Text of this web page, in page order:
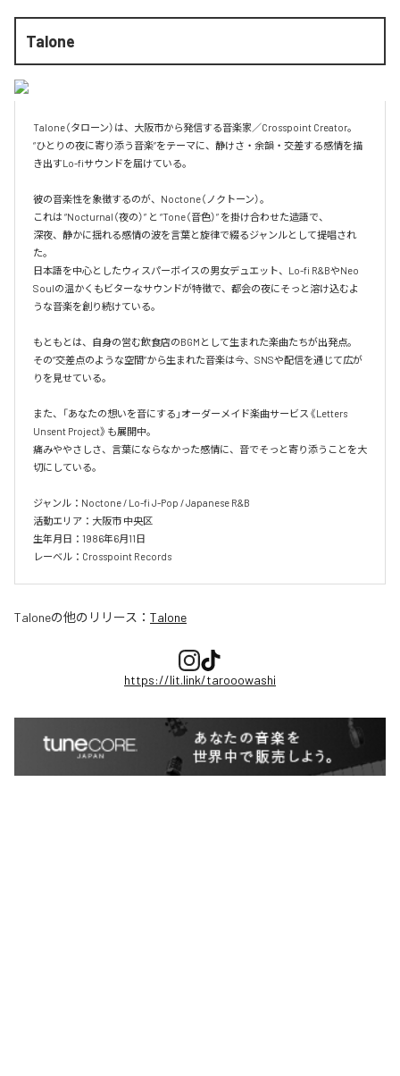
Talone
Talone（タローン）は、大阪市から発信する音楽家／Crosspoint Creator。
“ひとりの夜に寄り添う音楽”をテーマに、静けさ・余韻・交差する感情を描
き出すLo-fiサウンドを届けている。
彼の音楽性を象徴するのが、Noctone（ノクトーン）。
これは “Nocturnal（夜の）” と “Tone（音色）” を掛け合わせた造語で、
深夜、静かに揺れる感情の波を言葉と旋律で綴るジャンルとして提唱され
た。
日本語を中心としたウィスパーボイスの男女デュエット、Lo-fi R&BやNeo
Soulの温かくもビターなサウンドが特徴で、都会の夜にそっと溶け込むよ
うな音楽を創り続けている。
もともとは、自身の営む飲食店のBGMとして生まれた楽曲たちが出発点。
その“交差点のような空間”から生まれた音楽は今、SNSや配信を通じて広が
りを見せている。
また、「あなたの想いを音にする」オーダーメイド楽曲サービス《Letters
Unsent Project》も展開中。
痛みややさしさ、言葉にならなかった感情に、音でそっと寄り添うことを大
切にしている。
ジャンル：Noctone / Lo-fi J-Pop / Japanese R&B
活動エリア：大阪市 中央区
生年月日：1986年6月11日
レーベル：Crosspoint Records
Taloneの他のリリース： Talone
https://lit.link/tarooowashi